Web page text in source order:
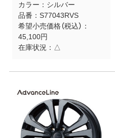
カラー： シルバー
品番： S77043RVS
希望小売価格（税込）：
45,100円
在庫状況： △